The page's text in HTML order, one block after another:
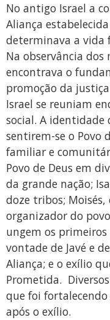
No antigo Israel a
Aliança
determinava a vida
Na observância
encontrava o
promoção da
Israel se reuniam
social. A identidade
sentirem-se o Povo
familiar e
Povo de Deus em
da grande nação;
doze tribos;
organizador do
ungem os
vontade de Javé e
Aliança; e o exílio
Prometida.
que foi
após o exílio.